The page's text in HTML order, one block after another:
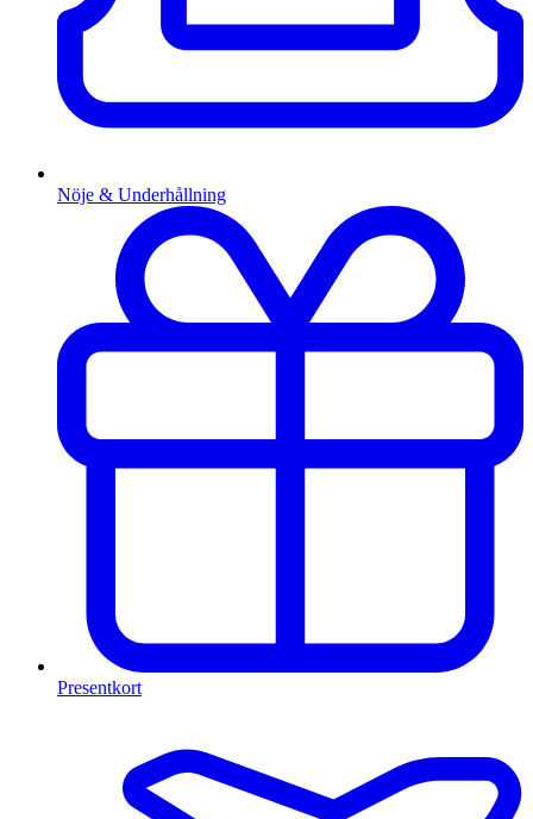
Nöje & Underhållning
Presentkort